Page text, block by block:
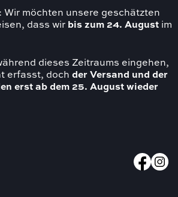
: Wir möchten unsere geschätzten
dass wir bis zum 24. August im
dieses Zeitraums eingehen,
erfasst, doch der Versand und der
erst ab dem 25. August wieder